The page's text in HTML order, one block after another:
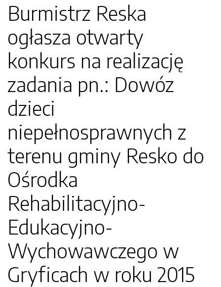
Burmistrz Reska
ogłasza otwarty
konkurs na realizację
zadania pn.: Dowóz
dzieci
niepełnosprawnych z
terenu gminy Resko do
Ośrodka
Rehabilitacyjno-
Edukacyjno-
Wychowawczego w
Gryficach w roku 2015